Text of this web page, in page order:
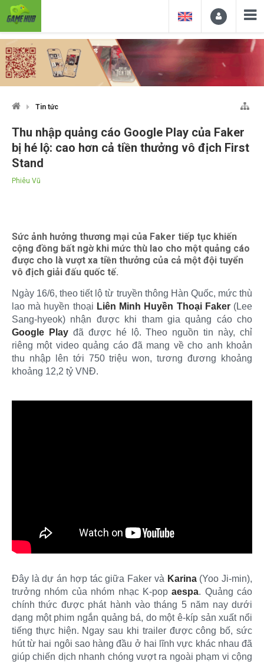
Tin tức
Thu nhập quảng cáo Google Play của Faker
bị hé lộ: cao hơn cả tiền thưởng vô địch First
Stand
Phiêu Vũ
Sức ảnh hưởng thương mại của Faker tiếp tục khiến
cộng đồng bất ngờ khi mức thù lao cho một quảng cáo
được cho là vượt xa tiền thưởng của cả một đội tuyển
vô địch giải đấu quốc tế.
Ngày 16/6, theo tiết lộ từ truyền thông Hàn Quốc, mức thù
lao mà huyền thoại Liên Minh Huyền Thoại Faker(Lee
Sang-hyeok) nhận được khi tham gia quảng cáo cho
Google Playđã được hé lộ. Theo nguồn tin này, chỉ
riêng một video quảng cáo đã mang về cho anh khoản
thu nhập lên tới 750 triệu won, tương đương khoảng
khoảng 12,2 tỷ VNĐ.
Đây là dự án hợp tác giữa Faker và Karina(Yoo Ji-min),
trưởng nhóm của nhóm nhạc K-popaespa. Quảng cáo
chính thức được phát hành vào tháng 5 năm nay dưới
dạng một phim ngắn quảng bá, do một ê-kíp sản xuất nổi
tiếng thực hiện. Ngay sau khi trailer được công bố, sức
hút từ hai ngôi sao hàng đầu ở hai lĩnh vực khác nhau đã
giúp chiến dịch nhanh chóng vượt ra ngoài phạm vi cộng